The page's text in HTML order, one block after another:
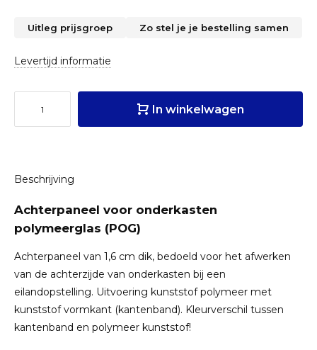
Uitleg prijsgroep Zo stel je je bestelling samen
Levertijd informatie
In winkelwagen
Beschrijving
Achterpaneel voor onderkasten
polymeerglas (POG)
Achterpaneel van 1,6 cm dik, bedoeld voor het afwerken
van de achterzijde van onderkasten bij een
eilandopstelling. Uitvoering kunststof polymeer met
kunststof vormkant (kantenband). Kleurverschil tussen
kantenband en polymeer kunststof!